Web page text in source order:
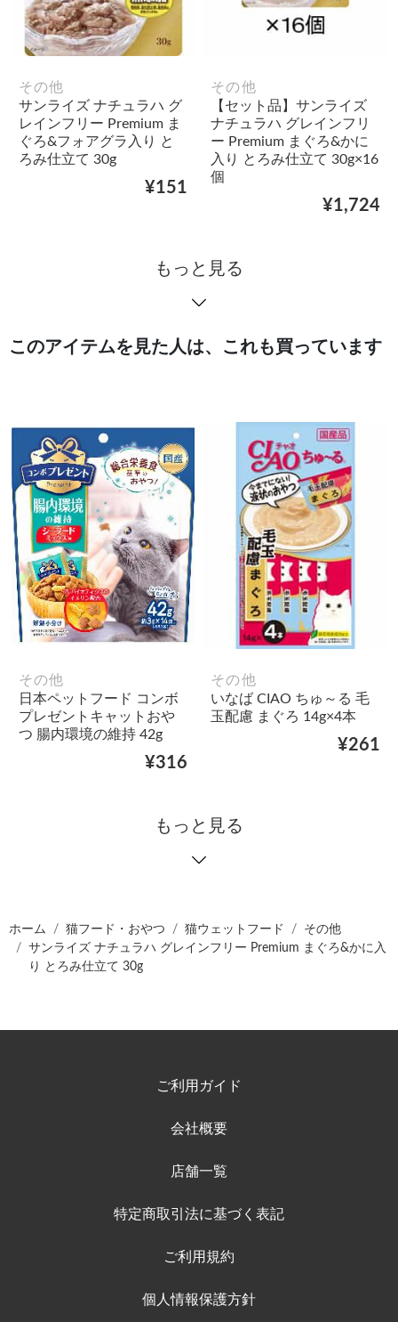
その他
サンライズ ナチュラハ グ
レインフリー Premium ま
ぐろ&フォアグラ入り と
ろみ仕立て 30g
¥151
その他
【セット品】サンライズ
ナチュラハ グレインフリ
ー Premium まぐろ&かに
入り とろみ仕立て 30g×16
個
¥1,724
もっと見る
このアイテムを見た人は、これも買っています
その他
日本ペットフード コンボ
プレゼントキャットおや
つ 腸内環境の維持 42g
¥316
その他
いなば CIAO ちゅ～る 毛
玉配慮 まぐろ 14g×4本
¥261
もっと見る
ホーム 猫フード・おやつ 猫ウェットフード
その他
サンライズ ナチュラハ グレインフリー Premium まぐろ&かに入
り とろみ仕立て 30g
ご利用ガイド
会社概要
店舗一覧
特定商取引法に基づく表記
ご利用規約
個人情報保護方針